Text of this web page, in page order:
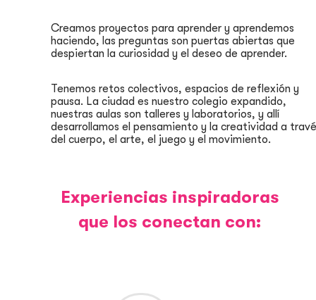
Creamos proyectos para aprender y aprendemos
haciendo, las preguntas son puertas abiertas que
despiertan la curiosidad y el deseo de aprender.
Tenemos retos colectivos, espacios de reflexión y
pausa. La ciudad es nuestro colegio expandido,
nuestras aulas son talleres y laboratorios, y allí
desarrollamos el pensamiento y la creatividad a
del cuerpo, el arte, el juego y el movimiento.
Experiencias inspiradoras
que los conectan con: